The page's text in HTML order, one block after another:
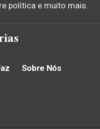
política e muito mais.
Sobre Nós